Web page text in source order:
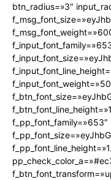
btn_radius=»3″
f_pp_font_family=»653″